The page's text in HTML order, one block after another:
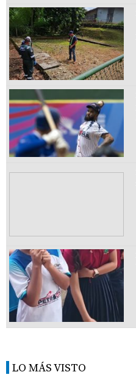
LO MÁS VISTO